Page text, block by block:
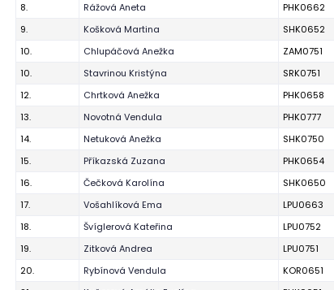
8.
Rážová Aneta PHK0662
9.
Košková Martina SHK0652
10.
Chlupáčová Anežka ZAM0751
10.
Stavrinou Kristýna SRK0751
12.
Chrtková Anežka PHK0658
13.
Novotná Vendula PHK0777
14.
Netuková Anežka SHK0750
15.
Příkazská Zuzana PHK0654
16.
Čečková Karolína SHK0650
17.
Vošahlíková Ema LPU0663
18.
Švíglerová Kateřina LPU0752
19.
Zitková Andrea LPU0751
20.
Rybínová Vendula KOR0651